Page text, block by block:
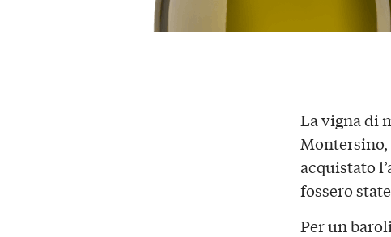
La vigna di
Montersino,
acquistato
fossero
Per un